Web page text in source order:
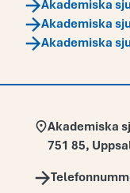
Akademiska
Akademiska
Akademiska
Akademiska
751 85,
Telefon: